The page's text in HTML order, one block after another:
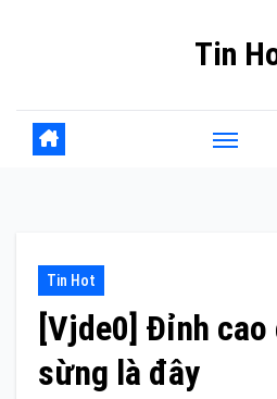
Tin
Tin Hot
[Vjde0] Đỉnh cao
sừng là đây